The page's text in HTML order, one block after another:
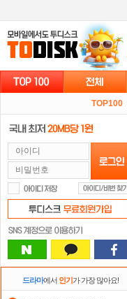
TOP100
드라마에서 인기가 가장 많아요!